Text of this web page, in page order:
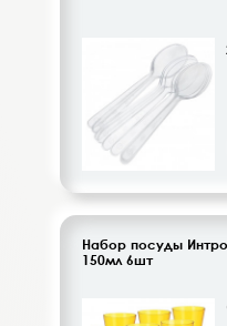
Набор посуды
150мл 6шт